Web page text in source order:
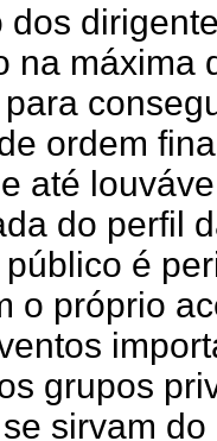
dos
na máxima
ordem
até
do perfil
é
o próprio
grupos
sirvam